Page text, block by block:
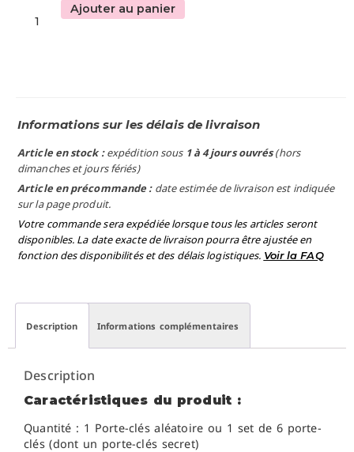
Ajouter au panier
Informations sur les délais de livraison
Article en stock :expédition sous 1 à 4 jours ouvrés(hors
dimanches et jours fériés)
Article en précommande : date estimée de livraison est indiquée
sur la page produit.
Votre commande sera expédiée lorsque tous les articles seront
disponibles. La date exacte de livraison pourra être ajustée en
fonction des disponibilités et des délais logistiques. Voir la FAQ
Description Informations complémentaires
Description
Caractéristiques du produit :
Quantité : 1 Porte-clés aléatoire ou 1 set de 6 porte-
clés (dont un porte-clés secret)